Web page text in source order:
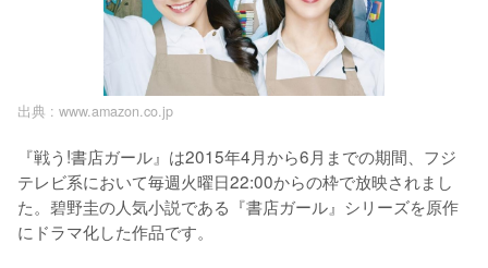
出典 : www.amazon.co.jp
『戦う!書店ガール』は2015年4月から6月までの期間、フジ
テレビ系において毎週火曜日22:00からの枠で放映されまし
た。碧野圭の人気小説である『書店ガール』シリーズを原作
にドラマ化した作品です。